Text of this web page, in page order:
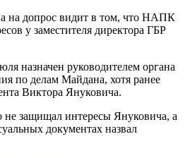
на допрос видит в том, что НАПК
у заместителя директора ГБР
назначен руководителем органа
по делам Майдана, хотя ранее
Виктора Януковича.
не защищал интересы Януковича, а
документах назвал